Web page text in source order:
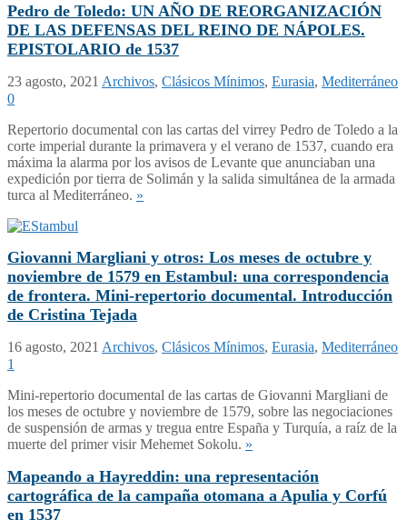
Pedro de Toledo: UN AÑO DE REORGANIZACIÓN
DE LAS DEFENSAS DEL REINO DE NÁPOLES.
EPISTOLARIO de 1537
23 agosto, 2021 Archivos, Clásicos Mínimos, Eurasia, Mediterráneo
0
Repertorio documental con las cartas del virrey Pedro de Toledo a la
corte imperial durante la primavera y el verano de 1537, cuando era
máxima la alarma por los avisos de Levante que anunciaban una
expedición por tierra de Solimán y la salida simultánea de la armada
turca al Mediterráneo. »
Giovanni Margliani y otros: Los meses de octubre y
noviembre de 1579 en Estambul: una correspondencia
de frontera. Mini-repertorio documental. Introducción
de Cristina Tejada
16 agosto, 2021 Archivos, Clásicos Mínimos, Eurasia, Mediterráneo
1
Mini-repertorio documental de las cartas de Giovanni Margliani de
los meses de octubre y noviembre de 1579, sobre las negociaciones
de suspensión de armas y tregua entre España y Turquía, a raíz de la
muerte del primer visir Mehemet Sokolu. »
Mapeando a Hayreddin: una representación
cartográfica de la campaña otomana a Apulia y Corfú
en 1537